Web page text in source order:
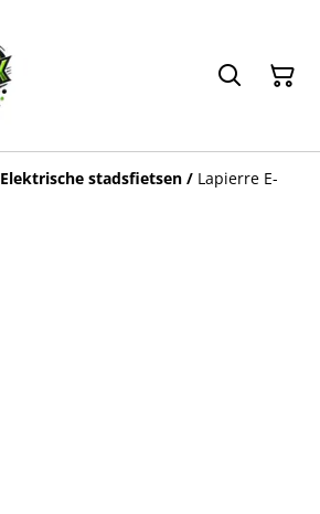
Elektrische stadsfietsen / Lapierre E-